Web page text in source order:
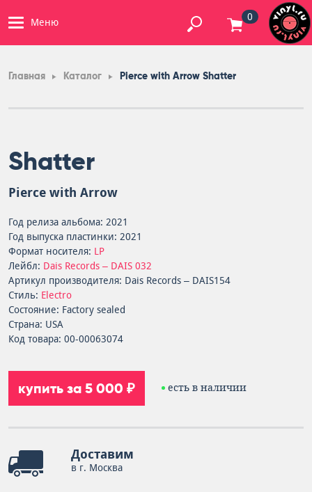
Меню 0
Главная Каталог Pierce with Arrow Shatter
Shatter
Pierce with Arrow
Год релиза альбома: 2021
Год выпуска пластинки: 2021
Формат носителя: LP
Лейбл: Dais Records – DAIS 032
Артикул производителя: Dais Records – DAIS154
Стиль: Electro
Состояние: Factory sealed
Страна: USA
Код товара: 00-00063074
купить за 5 000 ₽ есть в наличии
Доставим
в г. Москва